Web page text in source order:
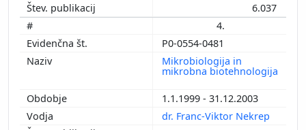
6.037
4.
P0-0554-0481
Mikrobiologija in
mikrobna biotehnologija
1.1.1999 - 31.12.2003
dr. Franc-Viktor Nekrep